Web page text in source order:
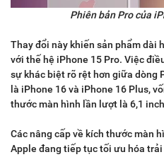
Phiên bản Pro của
Thay đổi này khiến sản phẩm dài
với thế hệ iPhone 15 Pro. Việc
sự khác biệt rõ rệt hơn giữa dòng
là iPhone 16 và iPhone 16 Plus,
thước màn hình lần lượt là 6,1
Các nâng cấp về kích thước màn
Apple đang tiếp tục tối ưu hóa